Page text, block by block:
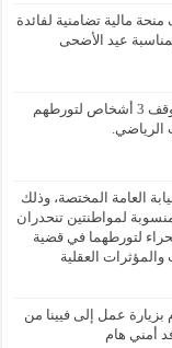
مالية تضامنية لفائدة
عيد الأضحى
أمن مولاي رشيد بالدار البيضاء يوقف 3 أشخاص لتورطهم
الرياضي.
العامة المختصة، وذلك
لمواطنتين تنحدران
لتورطهما في قضية
العقلية
عمل إلى فيينا من